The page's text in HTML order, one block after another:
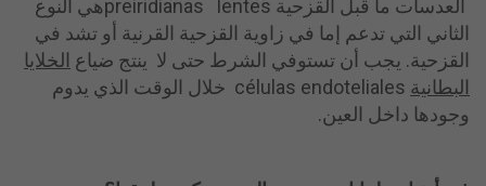
العدسات ما قبل القزحية preiridianas lentesهي النوع
الثاني التي تدعم إما في زاوية القزحية القرنية أو تشد في
القزحية. يجب أن تستوفي الشرط حتى لا ينتج ضياع الخلايا
البطانية
células endoteliales خلال الوقت الذي يدوم
وجودها داخل العين.